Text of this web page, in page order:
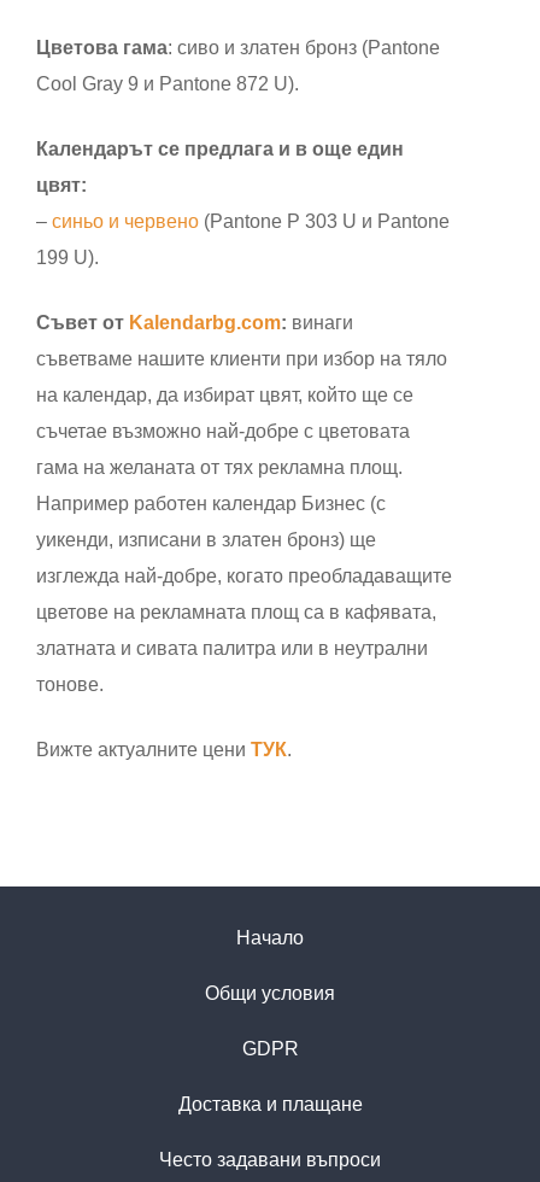
Цветова гама: сиво и златен бронз (Pantone
Cool Gray 9 и Pantone 872 U).
Календарът се предлага и в още един
цвят:
– синьо и червено (Pantone P 303 U и Pantone
199 U).
Съвет от Kalendarbg.com: винаги
съветваме нашите клиенти при избор на тяло
на календар, да избират цвят, който ще се
съчетае възможно най-добре с цветовата
гама на желаната от тях рекламна площ.
Например работен календар Бизнес (с
уикенди, изписани в златен бронз) ще
изглежда най-добре, когато преобладаващите
цветове на рекламната площ са в кафявата,
златната и сивата палитра или в неутрални
тонове.
Вижте актуалните цени ТУК.
Начало
Общи условия
GDPR
Доставка и плащане
Често задавани въпроси